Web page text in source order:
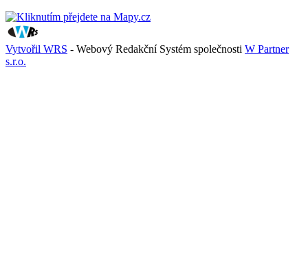
Vytvořil WRS - Webový Redakční Systém společnosti W Partner
s.r.o.